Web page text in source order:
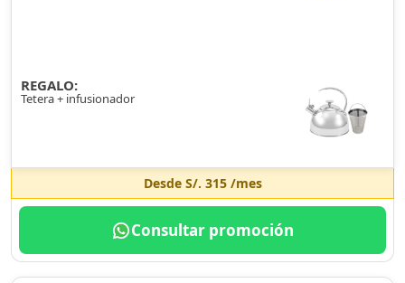
REGALO:
Tetera + infusionador
Desde S/. 315/mes
Consultar promoción